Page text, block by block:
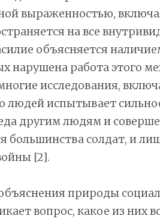
выраженностью,
на все
объясняется
нарушена работа этого
исследования,
людей испытывает
другим людям и
большинства солдат, и
[2].
природы
вопрос, какое из них